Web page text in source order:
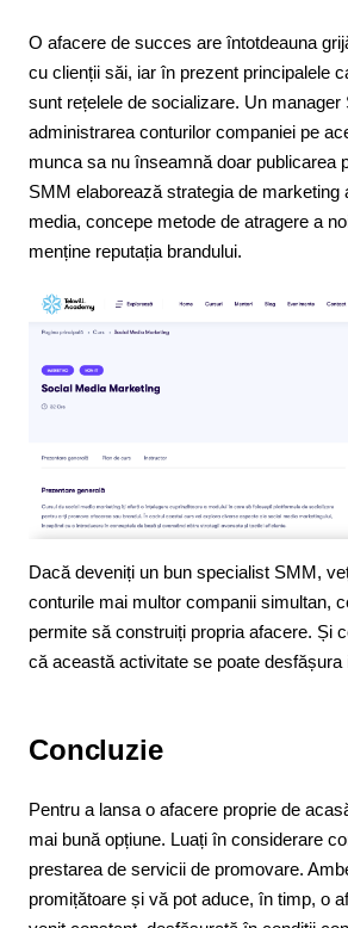
O afacere de succes are întotdeauna
cu clienții săi, iar în prezent principalele
sunt rețelele de socializare. Un
administrarea conturilor companiei pe
munca sa nu înseamnă doar publicarea
SMM elaborează strategia de marketing
media, concepe metode de atragere a
menține reputația brandului.
Dacă deveniți un bun specialist SMM,
conturile mai multor companii simultan,
permite să construiți propria afacere. Și
că această activitate se poate desfășura
Concluzie
Pentru a lansa o afacere proprie de
mai bună opțiune. Luați în considerare
prestarea de servicii de promovare.
promițătoare și vă pot aduce, în timp, o